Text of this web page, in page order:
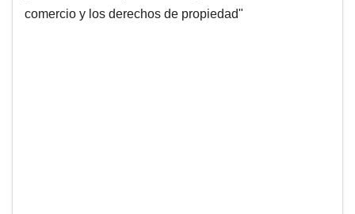
comercio y los derechos de propiedad"